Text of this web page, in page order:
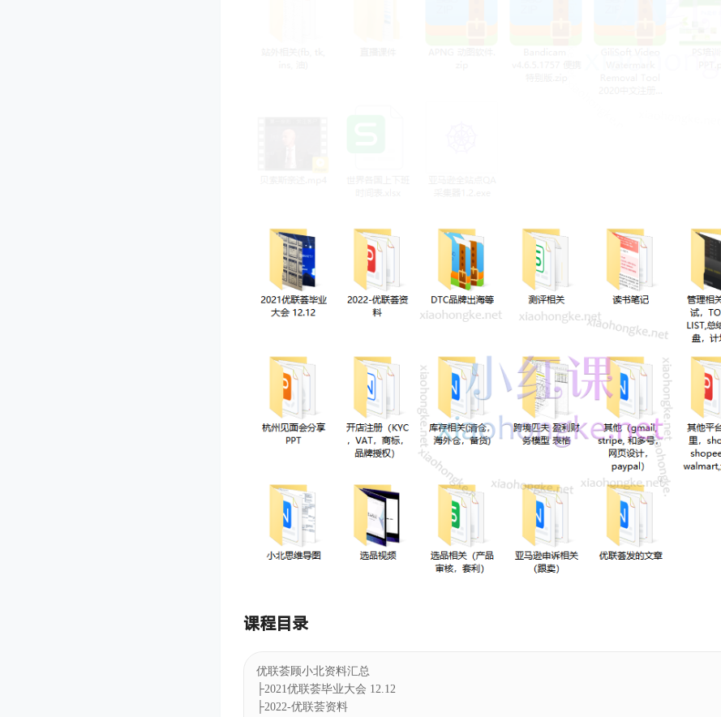
课程目录
优联荟顾小北资料汇总
├2021优联荟毕业大会 12.12
├2022-优联荟资料